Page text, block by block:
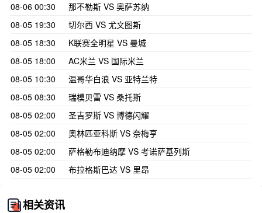
08-06 00:30
那不勒斯 VS 奥萨苏纳
08-05 19:30
切尔西 VS 尤文图斯
08-05 18:30
K联赛全明星 VS 曼城
08-05 18:00
AC米兰 VS 国际米兰
08-05 10:30
温哥华白浪 VS 亚特兰特
08-05 08:30
瑞模贝雷 VS 桑托斯
08-05 02:00
圣吉罗斯 VS 博德闪耀
08-05 02:00
奥林匹亚科斯 VS 奈梅亨
08-05 02:00
萨格勒布迪纳摩 VS 考诺萨基列斯
08-05 02:00
布拉格斯巴达 VS 里昂
相关资讯